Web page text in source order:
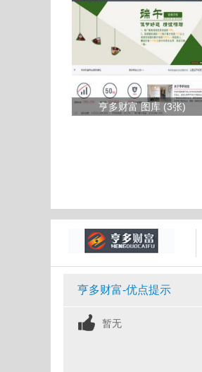
亨多财富 图库 (3张)
亨多财富-优点提示
暂无